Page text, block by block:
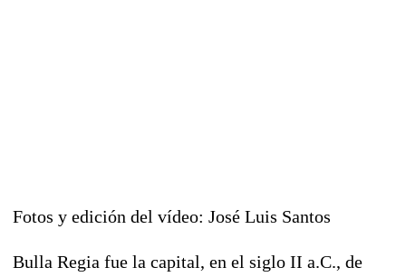
Fotos y edición del vídeo: José Luis Santos
Bulla Regia fue la capital, en el siglo II a.C., de